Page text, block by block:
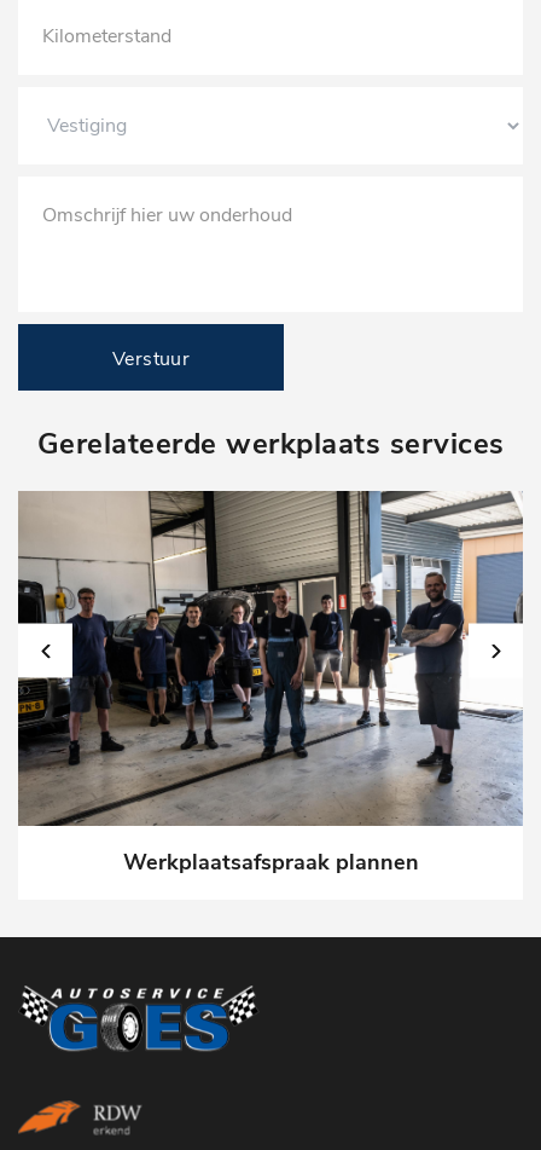
Verstuur
Gerelateerde werkplaats services
Werkplaatsafspraak plannen